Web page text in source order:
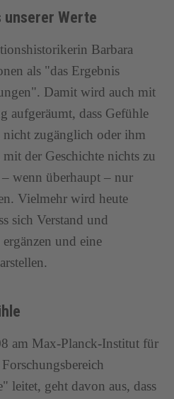
unserer Werte
Barbara
als "das Ergebnis
Damit wird auch mit
aufgeräumt, dass Gefühle
zugänglich oder ihm
der Geschichte nichts zu
wenn überhaupt – nur
Vielmehr wird heute
sich Verstand und
und eine
am Max-Planck-Institut für
leitet, geht davon aus, dass